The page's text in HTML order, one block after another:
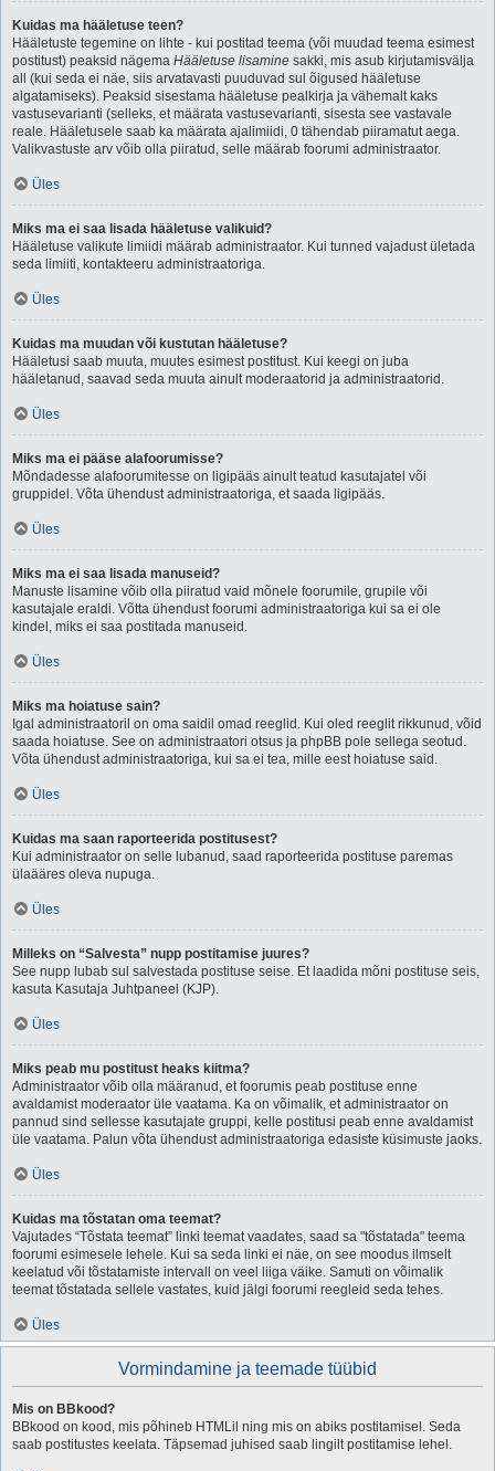
Kuidas ma hääletuse teen?
Hääletuste tegemine on lihte - kui postitad teema (või muudad teema esimest
postitust) peaksid nägema Hääletuse lisamine sakki, mis asub kirjutamisvälja
all (kui seda ei näe, siis arvatavasti puuduvad sul õigused hääletuse
algatamiseks). Peaksid sisestama hääletuse pealkirja ja vähemalt kaks
vastusevarianti (selleks, et määrata vastusevarianti, sisesta see vastavale
reale. Hääletusele saab ka määrata ajalimiidi, 0 tähendab piiramatut aega.
Valikvastuste arv võib olla piiratud, selle määrab foorumi administraator.
Üles
Miks ma ei saa lisada hääletuse valikuid?
Hääletuse valikute limiidi määrab administraator. Kui tunned vajadust ületada
seda limiiti, kontakteeru administraatoriga.
Üles
Kuidas ma muudan või kustutan hääletuse?
Hääletusi saab muuta, muutes esimest postitust. Kui keegi on juba
hääletanud, saavad seda muuta ainult moderaatorid ja administraatorid.
Üles
Miks ma ei pääse alafoorumisse?
Mõndadesse alafoorumitesse on ligipääs ainult teatud kasutajatel või
gruppidel. Võta ühendust administraatoriga, et saada ligipääs.
Üles
Miks ma ei saa lisada manuseid?
Manuste lisamine võib olla piiratud vaid mõnele foorumile, grupile või
kasutajale eraldi. Võtta ühendust foorumi administraatoriga kui sa ei ole
kindel, miks ei saa postitada manuseid.
Üles
Miks ma hoiatuse sain?
Igal administraatoril on oma saidil omad reeglid. Kui oled reeglit rikkunud, võid
saada hoiatuse. See on administraatori otsus ja phpBB pole sellega seotud.
Võta ühendust administraatoriga, kui sa ei tea, mille eest hoiatuse said.
Üles
Kuidas ma saan raporteerida postitusest?
Kui administraator on selle lubanud, saad raporteerida postituse paremas
ülaääres oleva nupuga.
Üles
Milleks on “Salvesta” nupp postitamise juures?
See nupp lubab sul salvestada postituse seise. Et laadida mõni postituse seis,
kasuta Kasutaja Juhtpaneel (KJP).
Üles
Miks peab mu postitust heaks kiitma?
Administraator võib olla määranud, et foorumis peab postituse enne
avaldamist moderaator üle vaatama. Ka on võimalik, et administraator on
pannud sind sellesse kasutajate gruppi, kelle postitusi peab enne avaldamist
üle vaatama. Palun võta ühendust administraatoriga edasiste küsimuste jaoks.
Üles
Kuidas ma tõstatan oma teemat?
Vajutades “Tõstata teemat” linki teemat vaadates, saad sa "tõstatada" teema
foorumi esimesele lehele. Kui sa seda linki ei näe, on see moodus ilmselt
keelatud või tõstatamiste intervall on veel liiga väike. Samuti on võimalik
teemat tõstatada sellele vastates, kuid jälgi foorumi reegleid seda tehes.
Üles
Vormindamine ja teemade tüübid
Mis on BBkood?
BBkood on kood, mis põhineb HTMLil ning mis on abiks postitamisel. Seda
saab postitustes keelata. Täpsemad juhised saab lingilt postitamise lehel.